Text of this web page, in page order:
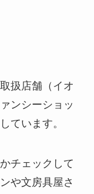
扱店舗（イオ
ンシーショッ
ています。
チェックして
や文房具屋さ